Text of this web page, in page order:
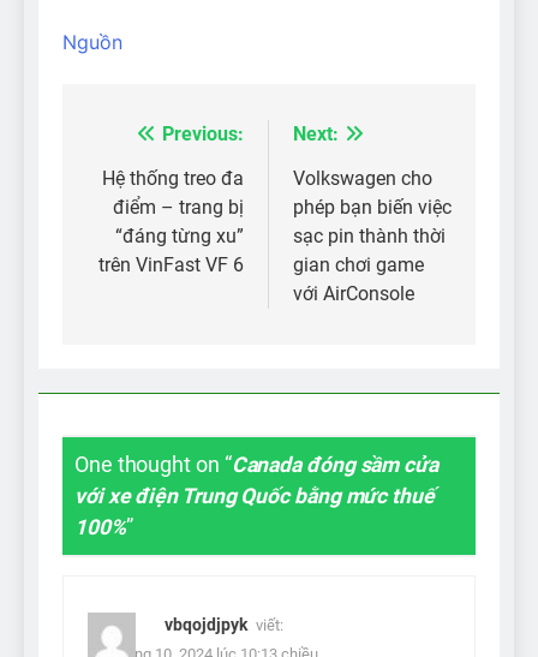
Nguồn
Điều
hướng
bài
viết
Previous:
Hệ thống treo đa
điểm – trang bị
“đáng từng xu”
trên VinFast VF 6
Next:
Volkswagen cho
phép bạn biến việc
sạc pin thành thời
gian chơi game
với AirConsole
One thought on “Canada đóng sầm cửa
với xe điện Trung Quốc bằng mức thuế
100%”
vbqojdjpyk viết: